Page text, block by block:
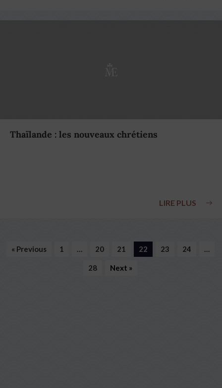
Thaïlande : les nouveaux chrétiens
LIRE PLUS
« Previous 1 … 20 21 22 23 24 …
28 Next »